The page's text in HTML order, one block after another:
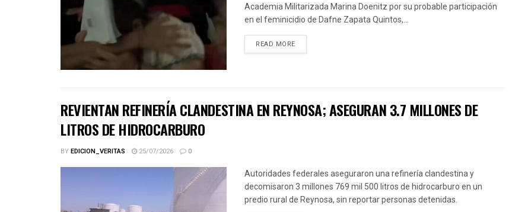
Academia Militarizada Marina Doenitz por su probable participación
en el feminicidio de Dafne Zapata Quintos,...
READ MORE
REVIENTAN REFINERÍA CLANDESTINA EN REYNOSA; ASEGURAN 3.7 MILLONES DE
LITROS DE HIDROCARBURO
BYEDICION_VERITAS 25/07/2026 0
Autoridades federales aseguraron una refinería clandestina y
decomisaron 3 millones 769 mil 500 litros de hidrocarburo en un
predio rural de Reynosa, sin reportar personas detenidas.